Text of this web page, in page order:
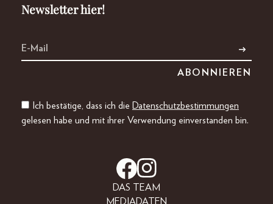
Newsletter hier!
Ich bestätige, dass ich die Datenschutzbestimmungen
gelesen habe und mit ihrer Verwendung einverstanden bin.
DAS TEAM
MEDIADATEN